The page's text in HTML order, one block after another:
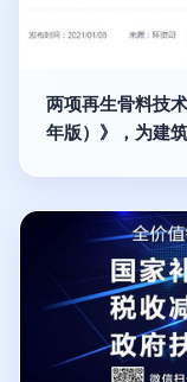
两项再生骨料技
年版）》，为建